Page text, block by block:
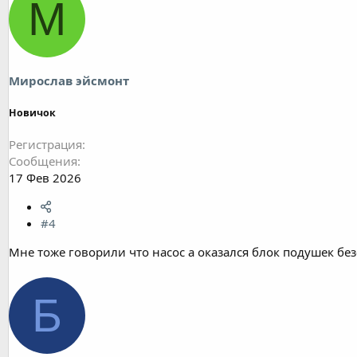
М
Мирослав эйсмонт
Новичок
Регистрация
Сообщения
17 Фев 2026
#4
Мне тоже говорили что насос а оказался блок подушек
Б